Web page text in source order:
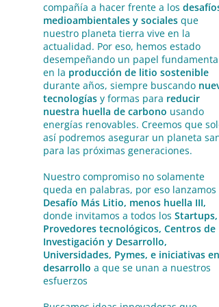
compañía a hacer frente a los desafíos
medioambientales y sociales que
nuestro planeta tierra vive en la
actualidad. Por eso, hemos estado
desempeñando un papel fundamental
en la producción de litio sostenible
durante años, siempre buscando
tecnologías y formas para reducir
nuestra huella de carbono usando
energías renovables. Creemos que solo
así podremos asegurar un planeta
para las próximas generaciones.
Nuestro compromiso no solamente
queda en palabras, por eso lanzamos
Desafío Más Litio, menos huella III,
donde invitamos a todos los Startups,
Provedores tecnológicos, Centros de
Investigación y Desarrollo,
Universidades, Pymes, e iniciativas en
desarrollo a que se unan a nuestros
esfuerzos